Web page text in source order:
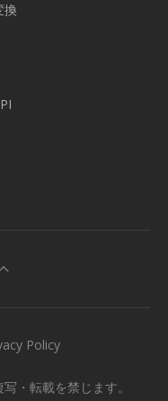
換
・転載を禁じます。
Policy